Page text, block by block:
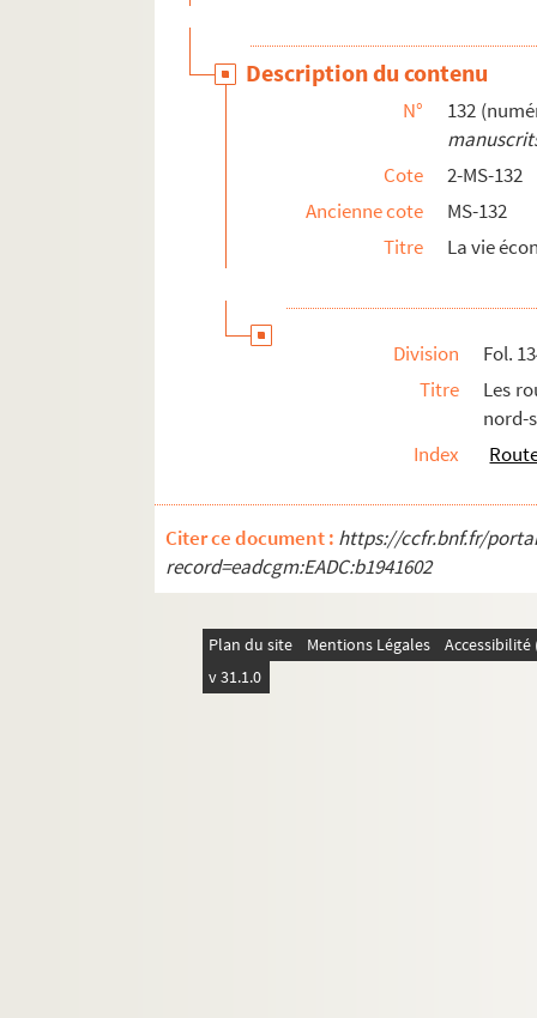
Description du contenu
N°
132
Cote
2-MS-132
Ancienne cote
MS-132
Titre
La vie
Division
Fol.
Titre
Les
nord-
Index
Citer ce document : https://ccfr.bnf.fr/
record=eadcgm:EADC:b1941602
Plan du site Mentions Légales
v 31.1.0